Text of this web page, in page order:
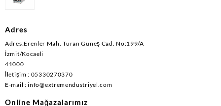
Adres
Adres:Erenler Mah. Turan Güneş Cad. No:199/A
İzmit/Kocaeli
41000
İletişim : 05330270370
E-mail : info@extremendustriyel.com
Online Mağazalarımız